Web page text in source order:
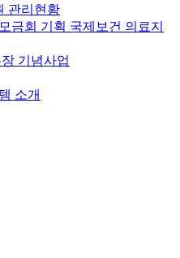
관리현황
금회 기획 국제보건 의료지
기념사업
소개